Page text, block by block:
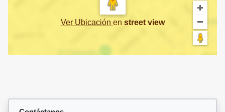
Ver Ubicación en street view